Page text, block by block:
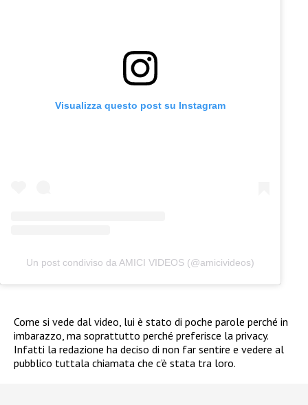
Visualizza questo post su Instagram
Un post condiviso da AMICI VIDEOS (@amicivideos)
Come si vede dal video, lui è stato di poche parole perché in
imbarazzo, ma soprattutto perché preferisce la privacy.
Infatti la redazione ha deciso di non far sentire e vedere al
pubblico tuttala chiamata che c’è stata tra loro.